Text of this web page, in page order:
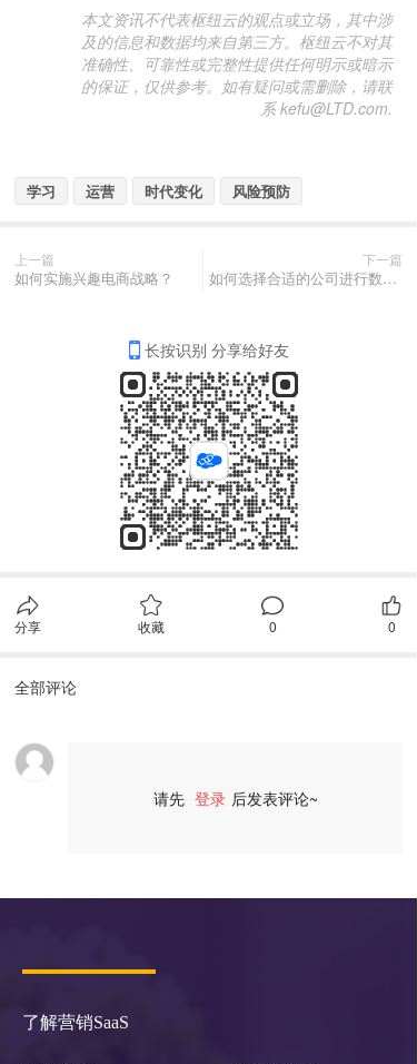
本文资讯不代表枢纽云的观点或立场，其中涉
及的信息和数据均来自第三方。枢纽云不对其
准确性、可靠性或完整性提供任何明示或暗示
的保证，仅供参考。如有疑问或需删除，请联
系 kefu@LTD.com.
学习 运营 时代变化 风险预防
上一篇
如何实施兴趣电商战略？
下一篇
如何选择合适的公司进行数据分析工作？
长按识别 分享给好友
分享 收藏 0 0
全部评论
请先 登录 后发表评论~
了解营销SaaS